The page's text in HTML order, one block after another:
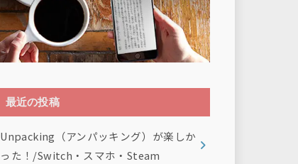
最近の投稿
Unpacking（アンパッキング）が楽しか
った！/Switch・スマホ・Steam